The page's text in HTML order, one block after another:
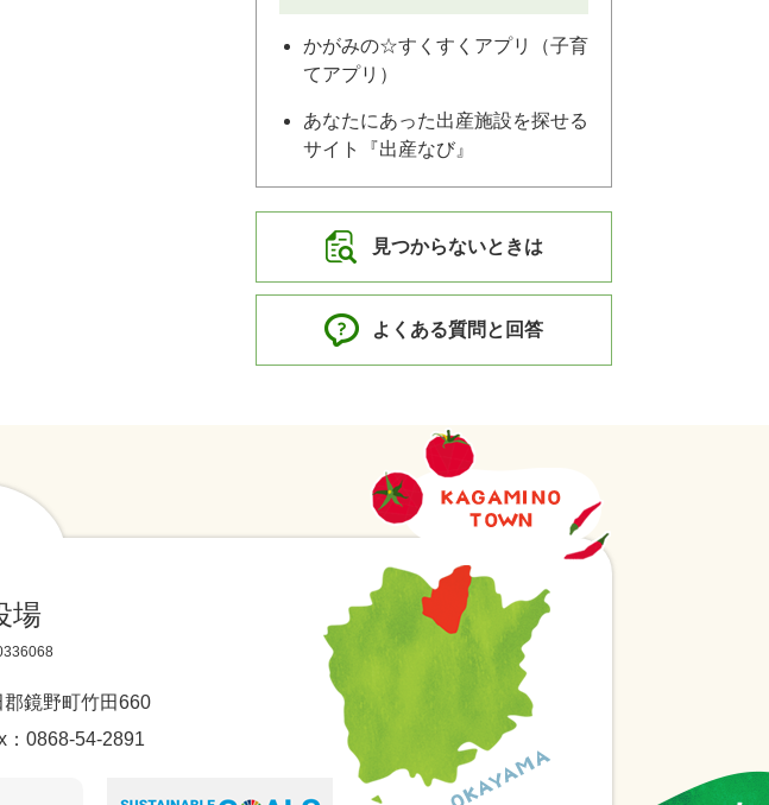
かがみの☆すくすくアプリ（子育
てアプリ）
あなたにあった出産施設を探せる
サイト『出産なび』
見つからないときは
よくある質問と回答
場
鏡野町竹田660
0868-54-2891